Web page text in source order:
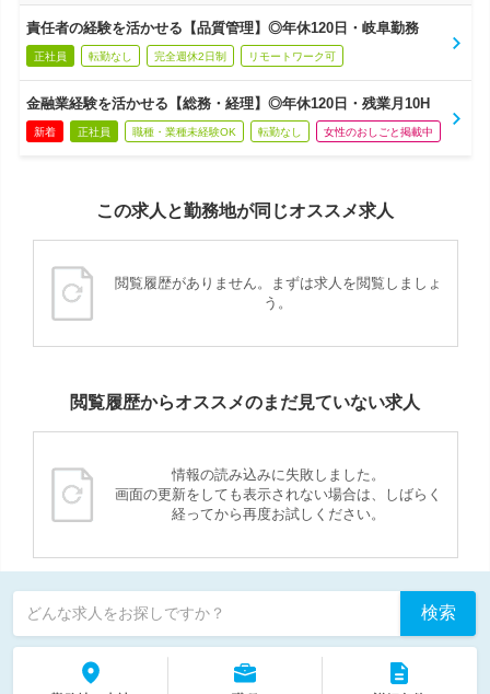
責任者の経験を活かせる【品質管理】◎年休120日・岐阜勤務
正社員 転勤なし 完全週休2日制 リモートワーク可
金融業経験を活かせる【総務・経理】◎年休120日・残業月10H
新着 正社員 職種・業種未経験OK 転勤なし 女性のおしごと掲載中
この求人と勤務地が同じオススメ求人
閲覧履歴がありません。まずは求人を閲覧しましょ
う。
閲覧履歴からオススメのまだ見ていない求人
情報の読み込みに失敗しました。
画面の更新をしても表示されない場合は、しばらく
経ってから再度お試しください。
どんな求人をお探しですか？ 検索